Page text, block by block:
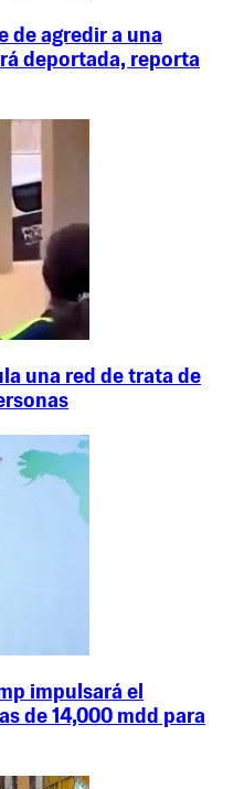
de agredir a una
deportada, reporta
una red de trata de
impulsará el
de 14,000 mdd para